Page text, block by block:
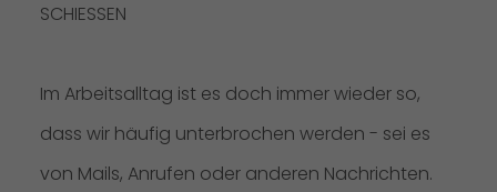
SCHIESSEN
Im Arbeitsalltag ist es doch immer wieder so,
dass wir häufig unterbrochen werden - sei es
von Mails, Anrufen oder anderen Nachrichten.